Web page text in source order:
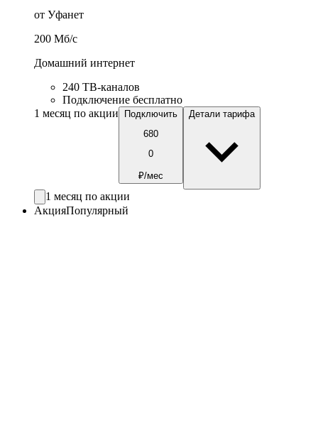
от Уфанет
200 Мб/c
Домашний интернет
240 ТВ-каналов
Подключение бесплатно
1 месяц по акции
Подключить
680
0
₽/мес
Детали тарифа
1 месяц по акции
АкцияПопулярный